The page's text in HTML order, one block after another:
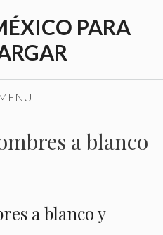
PARA
a blanco
a blanco y